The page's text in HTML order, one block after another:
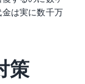
は実に数千万
策